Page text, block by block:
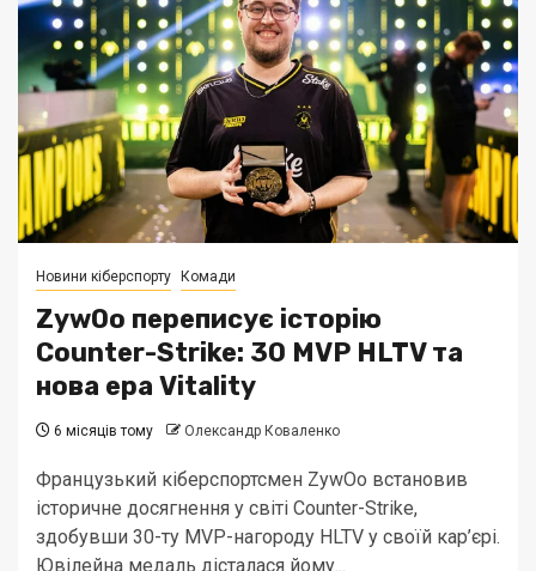
Новини кіберспорту Комади
ZywOo переписує історію
Counter-Strike: 30 MVP HLTV та
нова ера Vitality
6 місяців тому Олександр Коваленко
Французький кіберспортсмен ZywOo встановив
історичне досягнення у світі Counter-Strike,
здобувши 30-ту MVP-нагороду HLTV у своїй кар’єрі.
Ювілейна медаль дісталася йому...